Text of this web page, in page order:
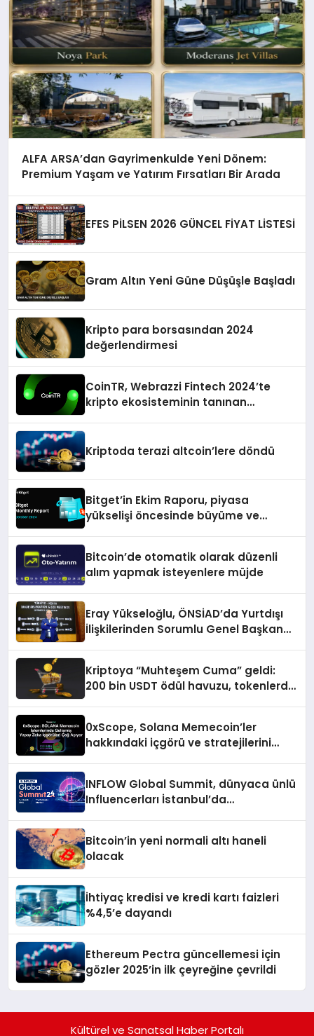
ALFA ARSA’dan Gayrimenkulde Yeni Dönem:
Premium Yaşam ve Yatırım Fırsatları Bir Arada
EFES PİLSEN 2026 GÜNCEL FİYAT LİSTESİ
Gram Altın Yeni Güne Düşüşle Başladı
Kripto para borsasından 2024
değerlendirmesi
CoinTR, Webrazzi Fintech 2024’te
kripto ekosisteminin tanınan
Kriptoda terazi altcoin’lere döndü
Bitget’in Ekim Raporu, piyasa
yükselişi öncesinde büyüme ve
Bitcoin’de otomatik olarak düzenli
alım yapmak isteyenlere müjde
Eray Yükseloğlu, ÖNSİAD’da Yurtdışı
İlişkilerinden Sorumlu Genel Başkan
Kriptoya “Muhteşem Cuma” geldi:
200 bin USDT ödül havuzu, tokenlerde
0xScope, Solana Memecoin’ler
hakkındaki içgörü ve stratejilerini
INFLOW Global Summit, dünyaca ünlü
Influencerları İstanbul’da
Bitcoin’in yeni normali altı haneli
olacak
İhtiyaç kredisi ve kredi kartı faizleri
%4,5’e dayandı
Ethereum Pectra güncellemesi için
gözler 2025’in ilk çeyreğine çevrildi
Kültürel ve Sanatsal Haber Portalı